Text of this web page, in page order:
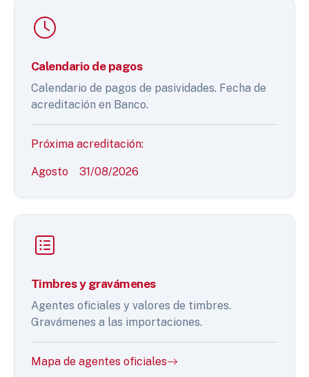
Calendario de pagos
Calendario de pagos de pasividades. Fecha de
acreditación en Banco.
Próxima acreditación:
Agosto 31/08/2026
Timbres y gravámenes
Agentes oficiales y valores de timbres.
Gravámenes a las importaciones.
Mapa de agentes oficiales